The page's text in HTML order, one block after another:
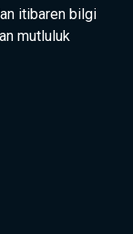
itibaren bilgi
mutluluk